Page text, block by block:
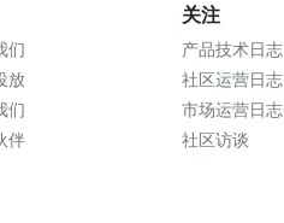
们
放
们
伴
关注
产品技术日志
社区运营日志
市场运营日志
社区访谈